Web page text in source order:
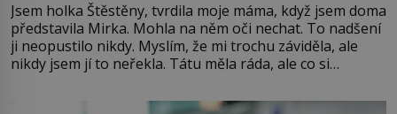
Jsem holka Štěstěny, tvrdila moje máma, když jsem doma
představila Mirka. Mohla na něm oči nechat. To nadšení
ji neopustilo nikdy. Myslím, že mi trochu záviděla, ale
nikdy jsem jí to neřekla. Tátu měla ráda, ale co si
Jsme spolu moc rádi Tehdy byla jiná doba, když